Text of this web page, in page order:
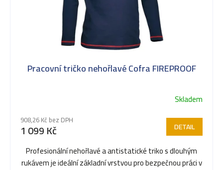
Pracovní tričko nehořlavé Cofra FIREPROOF
Skladem
908,26 Kč bez DPH
1 099 Kč DETAIL
Profesionální nehořlavé a antistatické triko s dlouhým
rukávem je ideální základní vrstvou pro bezpečnou práci v